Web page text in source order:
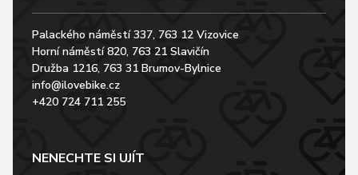
Palackého náměstí 337, 763 12 Vizovice
Horní náměstí 820, 763 21 Slavičín
Družba 1216, 763 31 Brumov-Bylnice
info@ilovebike.cz
+420 724 711 255
NENECHTE SI UJÍT